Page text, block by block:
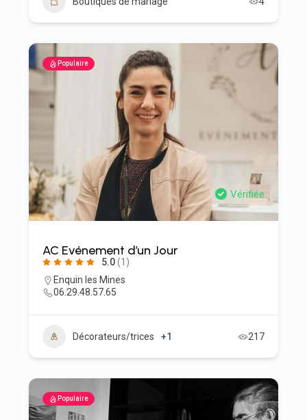
Populaire
Vérifiée
AC Evénement d’un Jour
5.0(1)
Enquin les Mines
06.29.48.57.65
Décorateurs/trices +1 217
Populaire